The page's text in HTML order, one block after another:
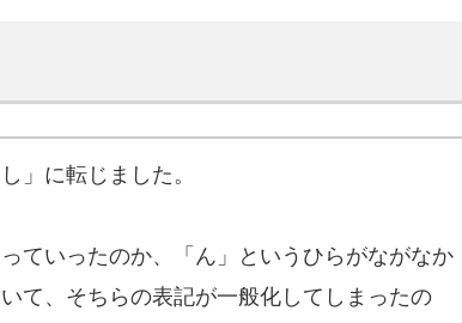
」に転じました。
ていったのか、「ん」というひらがながなか
て、そちらの表記が一般化してしまったの